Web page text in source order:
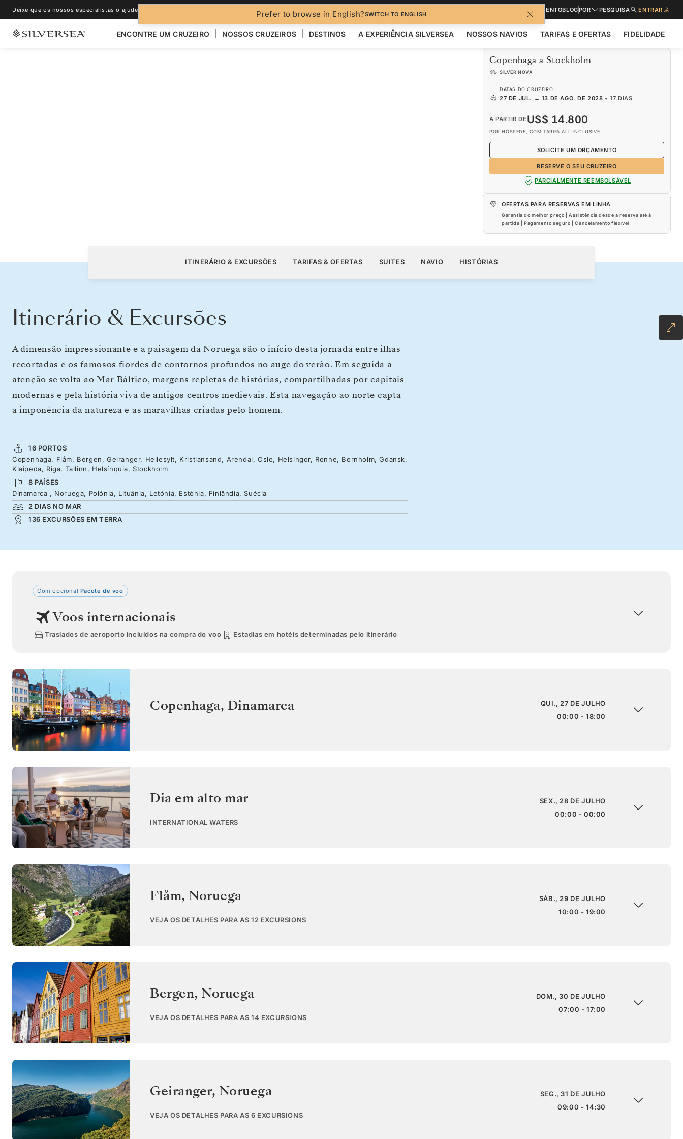
Prefer to browse in English?SWITCH TO ENGLISH
Deixe que os nossos especialistas o ajudem. PEDIR UM ORÇAMENTOBLOGPOR PESQUISA ENTRAR
ENCONTRE UM CRUZEIRO NOSSOS CRUZEIROS DESTINOS A EXPERIÊNCIA SILVERSEA NOSSOS NAVIOS TARIFAS E OFERTAS FIDELIDADE
Copenhaga a Stockholm
SILVER NOVA
DATAS DO CRUZEIRO
27 DE JUL. → 13 DE AGO. DE 2028 •17 DIAS
A PARTIR DE US$ 14.800
POR HÓSPEDE, COM TARIFA ALL-INCLUSIVE
RESERVE O SEU CRUZEIRO
SOLICITE UM ORÇAMENTO
PARCIALMENTE REEMBOLSÁVEL
OFERTAS PARA RESERVAS EM LINHA
Garantia do melhor preço | Assistência desde a reserva até à
partida | Pagamento seguro | Cancelamento flexível
Copenhaga a Stockholm
17 DIAS
POR HÓSPEDE, COM TARIFA ALL-INCLUSIVE
RESERVE O SEU CRUZEIRO
ITINERÁRIO & EXCURSÕES TARIFAS & OFERTAS SUITES NAVIO HISTÓRIAS
Itinerário & Excursões
A dimensão impressionante e a paisagem da Noruega são o início desta jornada entre ilhas
recortadas e os famosos fiordes de contornos profundos no auge do verão. Em seguida a
atenção se volta ao Mar Báltico, margens repletas de histórias, compartilhadas por capitais
modernas e pela história viva de antigos centros medievais. Esta navegação ao norte capta
a imponência da natureza e as maravilhas criadas pelo homem.
16 PORTOS
Copenhaga, Flåm, Bergen, Geiranger, Hellesylt, Kristiansand, Arendal, Oslo, Helsingor, Ronne, Bornholm, Gdansk,
Klaipeda, Riga, Tallinn, Helsínquia, Stockholm
8 PAÍSES
Dinamarca , Noruega, Polónia, Lituânia, Letónia, Estónia, Finlândia, Suécia
2 DIAS NO MAR
136 EXCURSÕES EM TERRA
Com opcional Pacote de voo
Voos internacionais
Traslados de aeroporto incluídos na compra do voo Estadias em hotéis determinadas pelo itinerário
Copenhaga, Dinamarca
QUI., 27 DE JULHO
00:00 - 18:00
Dia em alto mar
INTERNATIONAL WATERS
SEX., 28 DE JULHO
00:00 - 00:00
Flåm, Noruega
VEJA OS DETALHES PARA AS 12 EXCURSIONS
SÁB., 29 DE JULHO
10:00 - 19:00
Bergen, Noruega
VEJA OS DETALHES PARA AS 14 EXCURSIONS
DOM., 30 DE JULHO
07:00 - 17:00
Geiranger, Noruega
VEJA OS DETALHES PARA AS 6 EXCURSIONS
SEG., 31 DE JULHO
09:00 - 14:30